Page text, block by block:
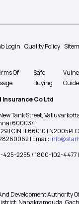
Login Quality Policy
Of
Safe
Buying
Insurance Co Ltd
Tank Street,
600034
| CIN :
| Email:
425-2255 / 1800-102-4477
Development Authority